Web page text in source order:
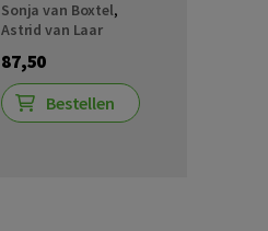
Sonja van Boxtel,
Astrid van Laar
87,50
Bestellen